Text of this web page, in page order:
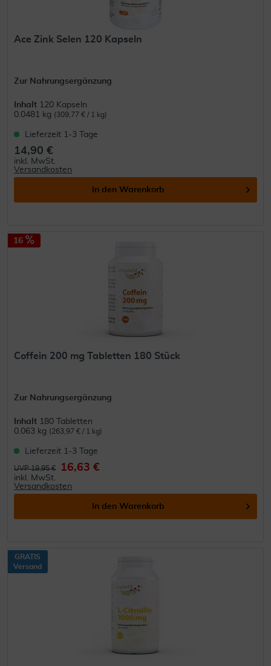
Ace Zink Selen 120 Kapseln
Zur Nahrungsergänzung
Inhalt 120 Kapseln
0.0481 kg (309,77 € / 1 kg)
Lieferzeit 1-3 Tage
14,90 €
inkl. MwSt.
Versandkosten
In den Warenkorb
16
Coffein 200 mg Tabletten 180 Stück
Zur Nahrungsergänzung
Inhalt 180 Tabletten
0.063 kg (263,97 € / 1 kg)
Lieferzeit 1-3 Tage
UVP 19,95 € 16,63 €
inkl. MwSt.
Versandkosten
In den Warenkorb
GRATIS
Versand